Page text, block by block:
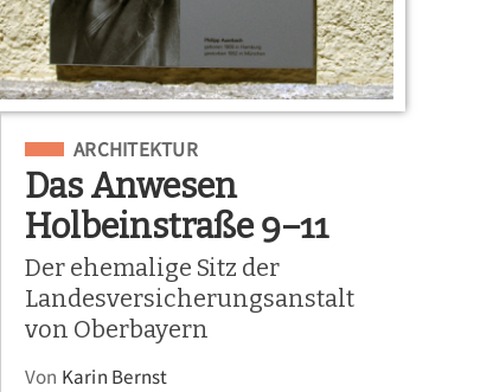
Eingeordnet unter
ARCHITEKTUR
Das Anwesen
Holbeinstraße 9–11
Der ehemalige Sitz der
Landesversicherungsanstalt
von Oberbayern
Von Karin Bernst